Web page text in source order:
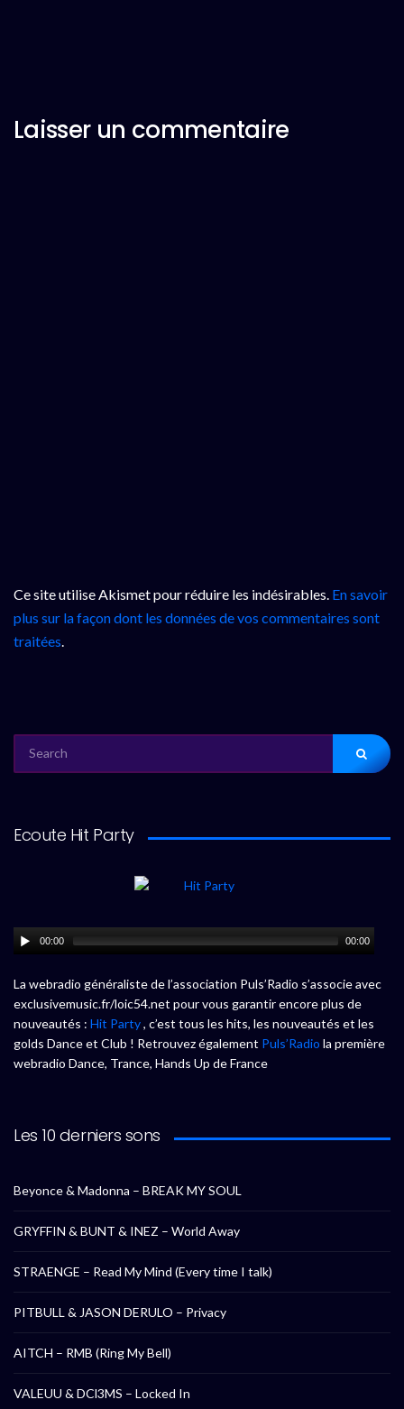
Laisser un commentaire
Ce site utilise Akismet pour réduire les indésirables. En savoir
plus sur la façon dont les données de vos commentaires sont
traitées.
FOR:
Ecoute Hit Party
00:00 00:00
La webradio généraliste de l’association Puls’Radio s’associe avec
exclusivemusic.fr/loic54.net pour vous garantir encore plus de
nouveautés : Hit Party, c’est tous les hits, les nouveautés et les
golds Dance et Club ! Retrouvez également Puls’Radio la première
webradio Dance, Trance, Hands Up de France
Les 10 derniers sons
Beyonce & Madonna – BREAK MY SOUL
GRYFFIN & BUNT & INEZ – World Away
STRAENGE – Read My Mind (Every time I talk)
PITBULL & JASON DERULO – Privacy
AITCH – RMB (Ring My Bell)
VALEUU & DCl3MS – Locked In